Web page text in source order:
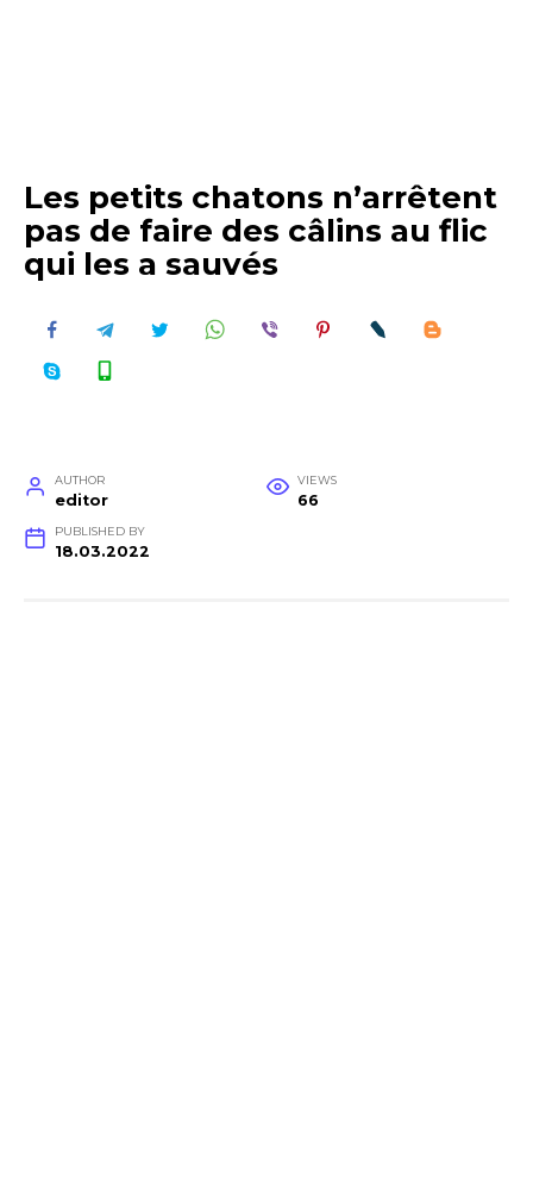
Les petits chatons n’arrêtent
pas de faire des câlins au flic
qui les a sauvés
AUTHOR
editor
VIEWS
66
PUBLISHED BY
18.03.2022